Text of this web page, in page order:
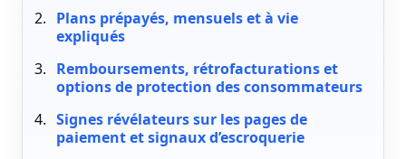
Plans prépayés, mensuels et à vie
expliqués
Remboursements, rétrofacturations et
options de protection des consommateurs
Signes révélateurs sur les pages de
paiement et signaux d’escroquerie